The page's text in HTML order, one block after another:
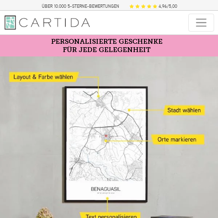
ÜBER 10.000 5-STERNE-BEWERTUNGEN 4,96/5,00
PERSONALISIERTE GESCHENKE
FÜR JEDE GELEGENHEIT